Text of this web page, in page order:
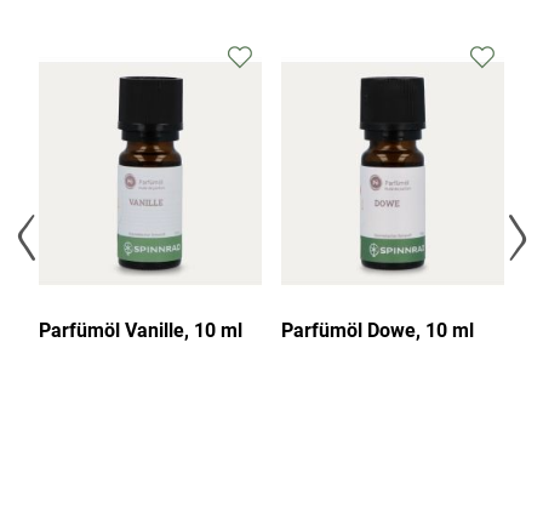
Parfümöl Vanille, 10 ml Parfümöl Dowe, 10 ml